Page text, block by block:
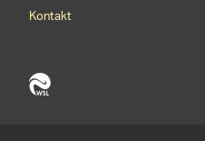
Kontakt